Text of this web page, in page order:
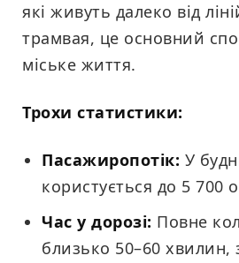
які живуть далеко від
трамвая, це основний
міське життя.
Трохи статистики:
Пасажиропотік: У
користується до 5 700
Час у дорозі: Повне
близько 50–60 хвилин,